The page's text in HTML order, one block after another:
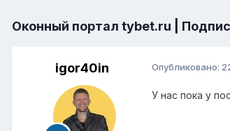
Оконный портал tybet.ru
igor40in Опубликовано:
У нас пока у